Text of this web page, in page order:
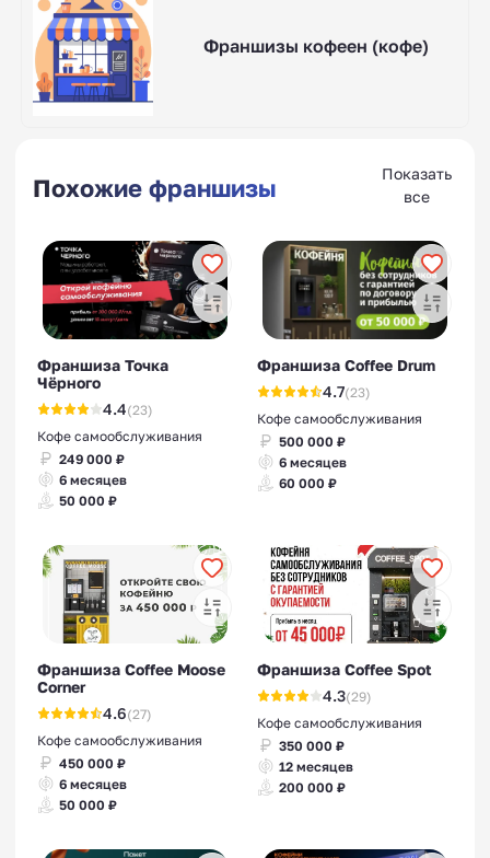
Франшизы кофеен (кофе)
Похожие франшизы
Показать
все
Франшиза Точка
Чёрного
4.4(23)
Кофе самообслуживания
249 000 ₽
6 месяцев
50 000 ₽
Франшиза Coffee Drum
4.7(23)
Кофе самообслуживания
500 000 ₽
6 месяцев
60 000 ₽
Франшиза Coffee Moose
Corner
4.6(27)
Кофе самообслуживания
450 000 ₽
6 месяцев
50 000 ₽
Франшиза Coffee Spot
4.3(29)
Кофе самообслуживания
350 000 ₽
12 месяцев
200 000 ₽